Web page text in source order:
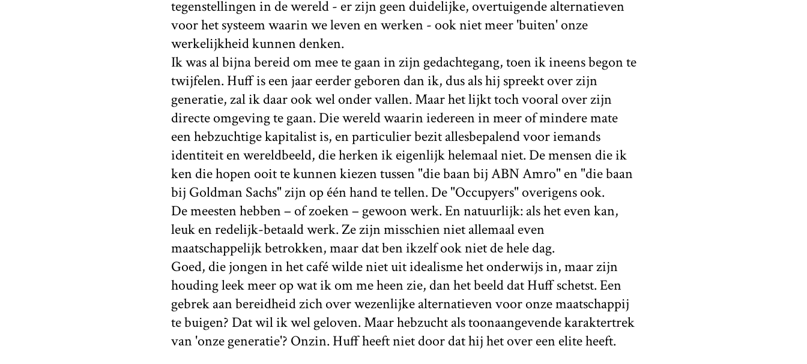
tegenstellingen in de wereld - er zijn geen duidelijke, overtuigende alternatieven
voor het systeem waarin we leven en werken - ook niet meer 'buiten' onze
werkelijkheid kunnen denken.
Ik was al bijna bereid om mee te gaan in zijn gedachtegang, toen ik ineens begon te
twijfelen. Huff is een jaar eerder geboren dan ik, dus als hij spreekt over zijn
generatie, zal ik daar ook wel onder vallen. Maar het lijkt toch vooral over zijn
directe omgeving te gaan. Die wereld waarin iedereen in meer of mindere mate
een hebzuchtige kapitalist is, en particulier bezit allesbepalend voor iemands
identiteit en wereldbeeld, die herken ik eigenlijk helemaal niet. De mensen die ik
ken die hopen ooit te kunnen kiezen tussen "die baan bij ABN Amro" en "die baan
bij Goldman Sachs" zijn op één hand te tellen. De "Occupyers" overigens ook.
De meesten hebben – of zoeken – gewoon werk. En natuurlijk: als het even kan,
leuk en redelijk-betaald werk. Ze zijn misschien niet allemaal even
maatschappelijk betrokken, maar dat ben ikzelf ook niet de hele dag.
Goed, die jongen in het café wilde niet uit idealisme het onderwijs in, maar zijn
houding leek meer op wat ik om me heen zie, dan het beeld dat Huff schetst. Een
gebrek aan bereidheid zich over wezenlijke alternatieven voor onze maatschappij
te buigen? Dat wil ik wel geloven. Maar hebzucht als toonaangevende karaktertrek
van 'onze generatie'? Onzin. Huff heeft niet door dat hij het over een elite heeft.